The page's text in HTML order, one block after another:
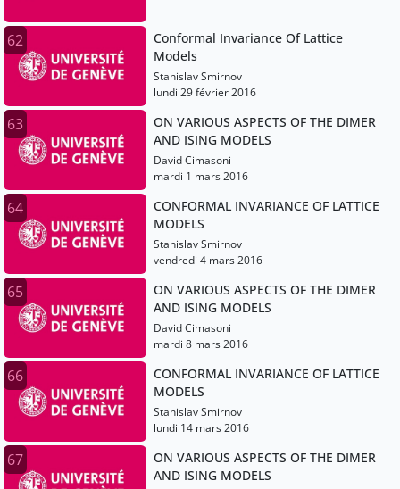
62
Conformal Invariance Of Lattice
Models
Stanislav Smirnov
lundi 29 février 2016
63
ON VARIOUS ASPECTS OF THE DIMER
AND ISING MODELS
David Cimasoni
mardi 1 mars 2016
64
CONFORMAL INVARIANCE OF LATTICE
MODELS
Stanislav Smirnov
vendredi 4 mars 2016
65
ON VARIOUS ASPECTS OF THE DIMER
AND ISING MODELS
David Cimasoni
mardi 8 mars 2016
66
CONFORMAL INVARIANCE OF LATTICE
MODELS
Stanislav Smirnov
lundi 14 mars 2016
67
ON VARIOUS ASPECTS OF THE DIMER
AND ISING MODELS